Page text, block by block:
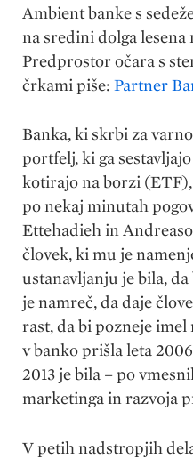
Ambient banke s
na sredini dolga
Predprostor očara s
črkami piše: Partner
Banka, ki skrbi za
portfelj, ki ga
kotirajo na borzi
po nekaj minutah
Ettehadieh in
človek, ki mu je
ustanavljanju je bila,
je namreč, da daje
rast, da bi pozneje
v banko prišla leta
2013 je bila – po
marketinga in razvoja
V petih nadstropjih